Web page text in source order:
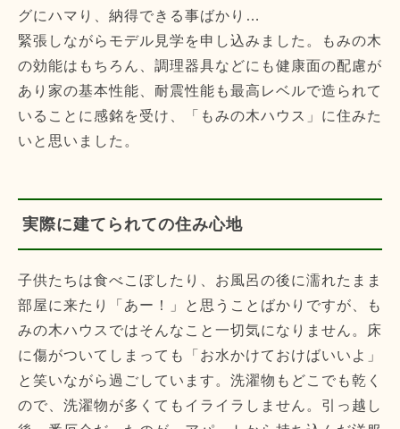
グにハマり、納得できる事ばかり…
緊張しながらモデル見学を申し込みました。もみの木
の効能はもちろん、調理器具などにも健康面の配慮が
あり家の基本性能、耐震性能も最高レベルで造られて
いることに感銘を受け、「もみの木ハウス」に住みた
いと思いました。
実際に建てられての住み心地
子供たちは食べこぼしたり、お風呂の後に濡れたまま
部屋に来たり「あー！」と思うことばかりですが、も
みの木ハウスではそんなこと一切気になりません。床
に傷がついてしまっても「お水かけておけばいいよ」
と笑いながら過ごしています。洗濯物もどこでも乾く
ので、洗濯物が多くてもイライラしません。引っ越し